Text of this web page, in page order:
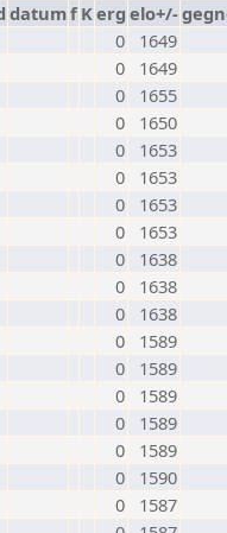
datumf Kerg elo+/-
0
1649
0
1649
0
1655
0
1650
0
1653
0
1653
0
1653
0
1653
0
1638
0
1638
0
1638
0
1589
0
1589
0
1589
0
1589
0
1589
0
1590
0
1587